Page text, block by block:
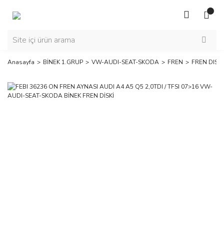
Anasayfa BİNEK 1.GRUP VW-AUDI-SEAT-SKODA FREN FREN